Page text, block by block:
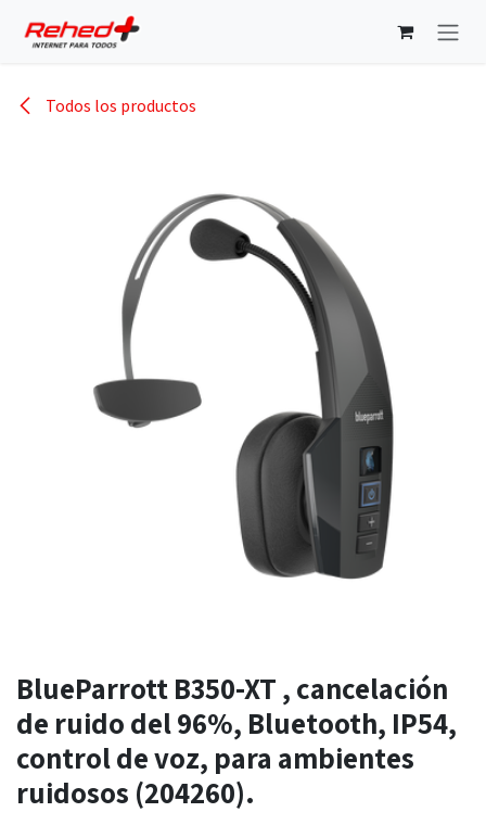
Todos los productos
BlueParrott B350-XT , cancelación
de ruido del 96%, Bluetooth, IP54,
control de voz, para ambientes
ruidosos (204260).